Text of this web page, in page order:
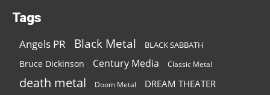
Tags
Angels PR Black Metal BLACK SABBATH
Bruce Dickinson Century Media Classic Metal
death metal Doom Metal DREAM THEATER